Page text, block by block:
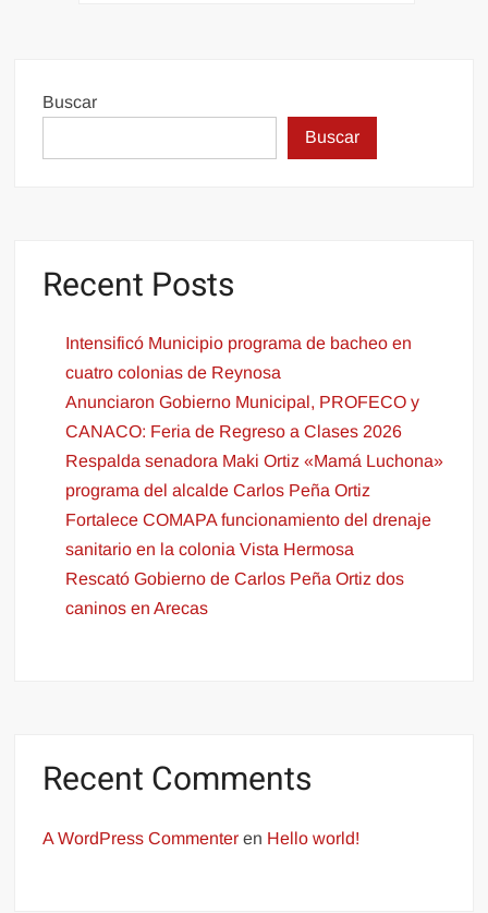
Buscar
Buscar
Recent Posts
Intensificó Municipio programa de bacheo en
cuatro colonias de Reynosa
Anunciaron Gobierno Municipal, PROFECO y
CANACO: Feria de Regreso a Clases 2026
Respalda senadora Maki Ortiz «Mamá Luchona»
programa del alcalde Carlos Peña Ortiz
Fortalece COMAPA funcionamiento del drenaje
sanitario en la colonia Vista Hermosa
Rescató Gobierno de Carlos Peña Ortiz dos
caninos en Arecas
Recent Comments
A WordPress Commenter en Hello world!